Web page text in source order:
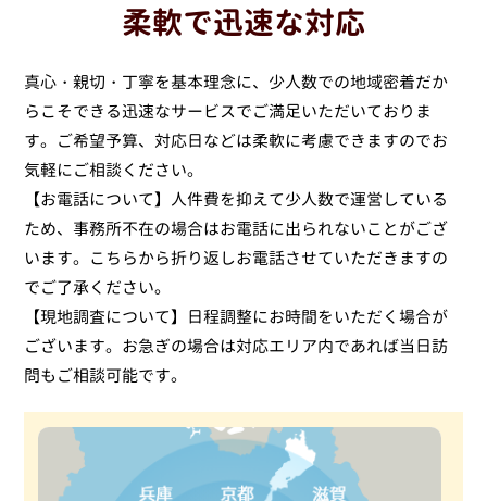
柔軟で迅速な対応
真心・親切・丁寧を基本理念に、少人数での地域密着だか
らこそできる迅速なサービスでご満足いただいておりま
す。ご希望予算、対応日などは柔軟に考慮できますのでお
気軽にご相談ください。
【お電話について】人件費を抑えて少人数で運営している
ため、事務所不在の場合はお電話に出られないことがござ
います。こちらから折り返しお電話させていただきますの
でご了承ください。
【現地調査について】日程調整にお時間をいただく場合が
ございます。お急ぎの場合は対応エリア内であれば当日訪
問もご相談可能です。